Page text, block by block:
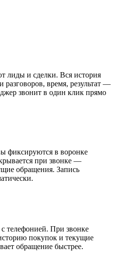
лиды и сделки. Вся история
время, результат —
звонит в один клик прямо
фиксируются в воронке
при звонке —
обращения. Запись
с телефонией. При звонке
покупок и текущие
обращение быстрее.